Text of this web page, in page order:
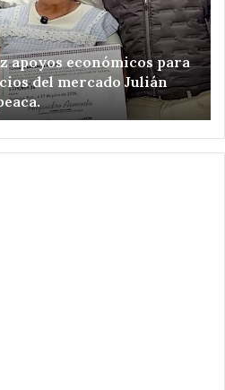
apoyos económicos para
del mercado Julián
un
de
en